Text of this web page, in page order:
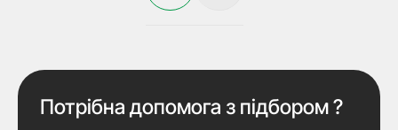
Потрібна допомога з підбором ?